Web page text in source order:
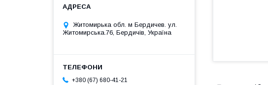
Житомирька обл. м Бердичев. ул.
Житомирська.76, Бердичів, Україна
+380 (67) 680-41-21